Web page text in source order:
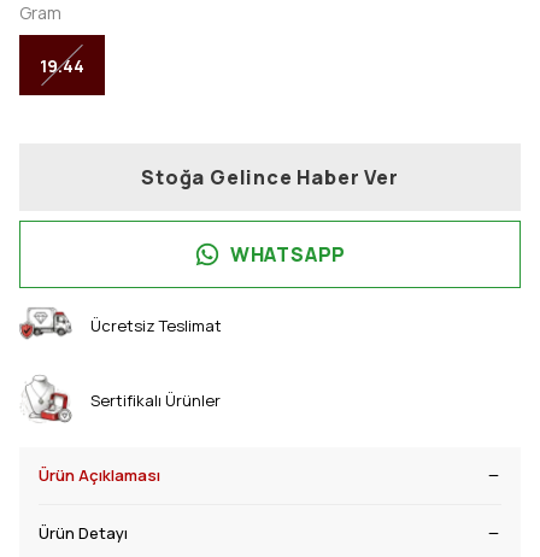
Gram
19.44
Stoğa Gelince Haber Ver
WHATSAPP
Ücretsiz Teslimat
Sertifikalı Ürünler
Ürün Açıklaması
Ürün Detayı